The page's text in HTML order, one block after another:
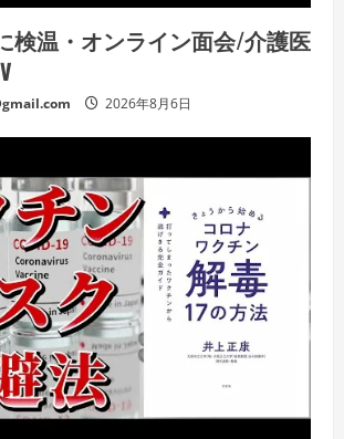
検温・オンライン面会/介護医
2026年8月6日